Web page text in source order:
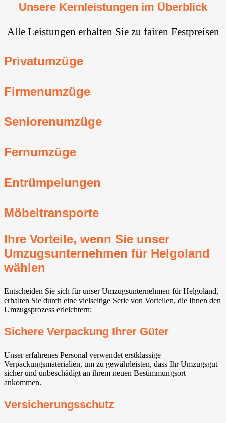
Unsere Kernleistungen im Überblick
Alle Leistungen erhalten Sie zu fairen Festpreisen
Privatumzüge
Firmenumzüge
Seniorenumzüge
Fernumzüge
Entrümpelungen
Möbeltransporte
Ihre Vorteile, wenn Sie unser
Umzugsunternehmen für Helgoland
wählen
Entscheiden Sie sich für unser Umzugsunternehmen für Helgoland,
erhalten Sie durch eine vielseitige Serie von Vorteilen, die Ihnen den
Umzugsprozess erleichtern:
Sichere Verpackung Ihrer Güter
Unser erfahrenes Personal verwendet erstklassige
Verpackungsmaterialien, um zu gewährleisten, dass Ihr Umzugsgut
sicher und unbeschädigt an ihrem neuen Bestimmungsort
ankommen.
Versicherungsschutz